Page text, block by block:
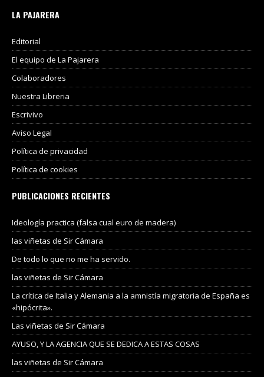
LA PAJARERA
Editorial
El equipo de La Pajarera
Colaboradores
Nuestra Libreria
Escrivivo
Aviso Legal
Política de privacidad
Política de cookies
PUBLICACIONES RECIENTES
Ideología practica (falsa cual euro de madera)
las viñetas de Sir Cámara
De todo lo que no me ha servido.
las viñetas de Sir Cámara
La crítica de Italia y Alemania a la amnistía migratoria de España es
«hipócrita».
Las viñetas de Sir Cámara
AYUSO, Y LA AGENCIA QUE SE DEDICA A ESTAS COSAS
las viñetas de Sir Cámara